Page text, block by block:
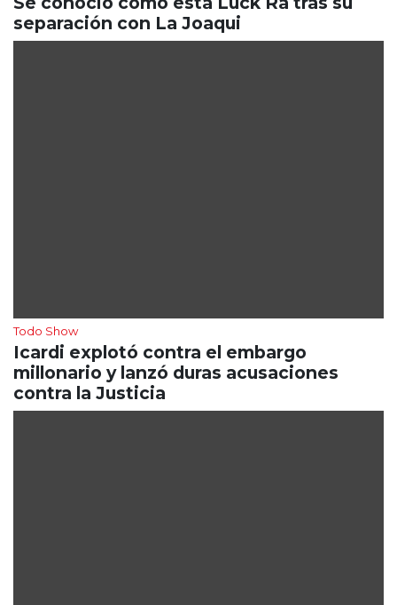
separación con La Joaqui
Todo Show
Icardi explotó contra el embargo
millonario y lanzó duras acusaciones
contra la Justicia